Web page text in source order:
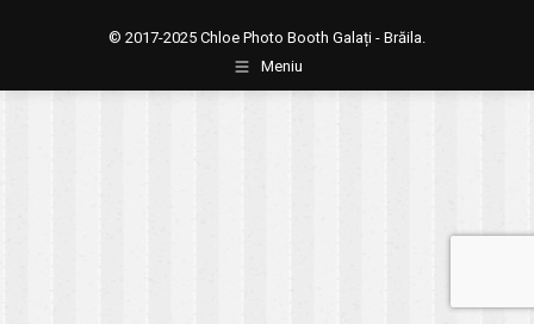
© 2017-2025 Chloe Photo Booth Galați - Brăila.
Meniu